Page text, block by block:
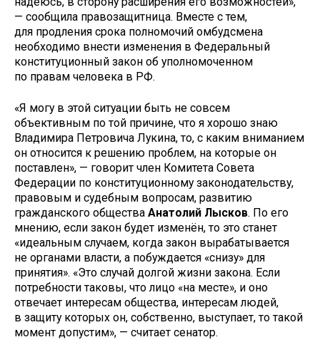
— сообщила правозащитница. Вместе с тем,
для продления срока полномочий омбудсмена
необходимо внести изменения в Федеральный
конституционный закон об уполномоченном
по правам человека в РФ.
«Я могу в этой ситуации быть не совсем
объективным по той причине, что я хорошо знаю
Владимира Петровича Лукина, то, с каким вниманием
он относится к решению проблем, на которые он
поставлен», — говорит член Комитета Совета
Федерации по конституционному законодательству,
правовым и судебным вопросам, развитию
гражданского общества Анатолий Лысков. По его
мнению, если закон будет изменён, то это станет
«идеальным случаем, когда закон вырабатывается
не органами власти, а побуждается «снизу» для
принятия». «Это случай долгой жизни закона. Если
потребности таковы, что лицо «на месте», и оно
отвечает интересам общества, интересам людей,
в защиту которых он, собственно, выступает, то такой
момент допустим», — считает сенатор.